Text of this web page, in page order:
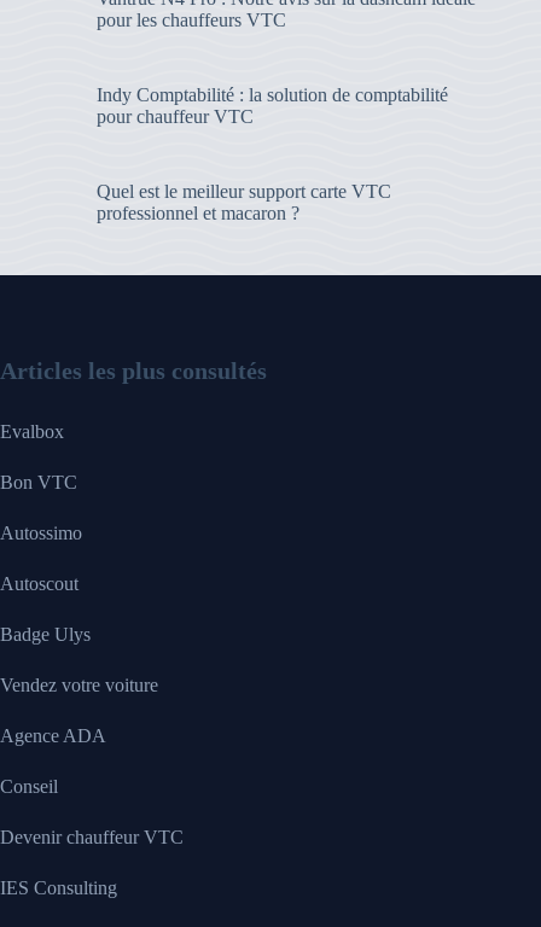
pour les chauffeurs VTC
Indy Comptabilité : la solution de comptabilité
pour chauffeur VTC
Quel est le meilleur support carte VTC
professionnel et macaron ?
Articles les plus consultés
Evalbox
Bon VTC
Autossimo
Autoscout
Badge Ulys
Vendez votre voiture
Agence ADA
Conseil
Devenir chauffeur VTC
IES Consulting